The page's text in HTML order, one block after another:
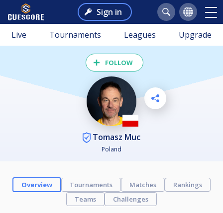
Sign in
Live Tournaments Leagues Upgrade
FOLLOW
Tomasz Muc
Poland
Overview Tournaments Matches
Rankings
Teams
Challenges